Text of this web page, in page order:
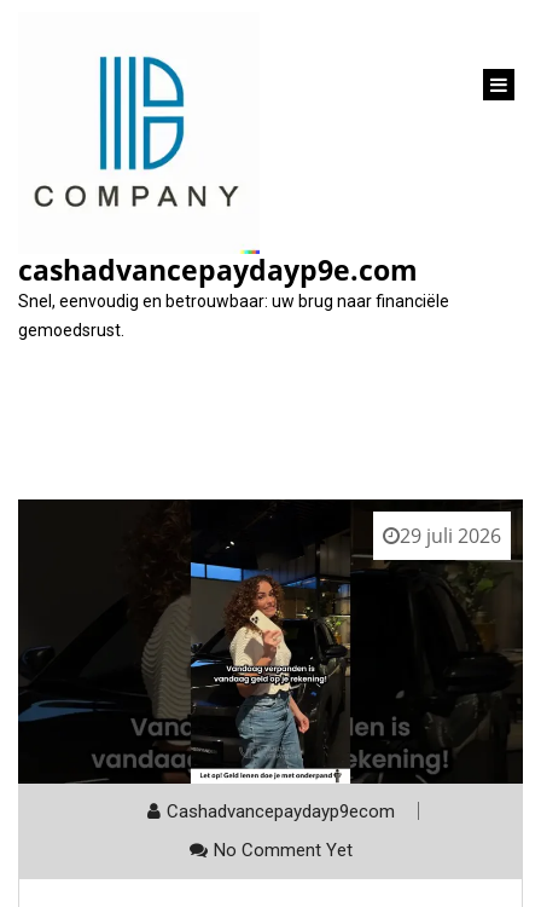
cashadvancepaydayp9e.com
Snel, eenvoudig en betrouwbaar: uw brug naar financiële
gemoedsrust.
Tag: maandelijkse aflossingen
29 juli 2026
Cashadvancepaydayp9ecom
No Comment Yet